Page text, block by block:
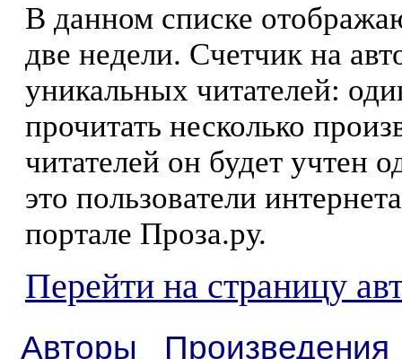
В данном списке
две недели. Счетчик на
уникальных читателей:
прочитать несколько
читателей он будет учтен
это пользователи
портале Проза.ру.
Перейти на страницу
Авторы
Произведения